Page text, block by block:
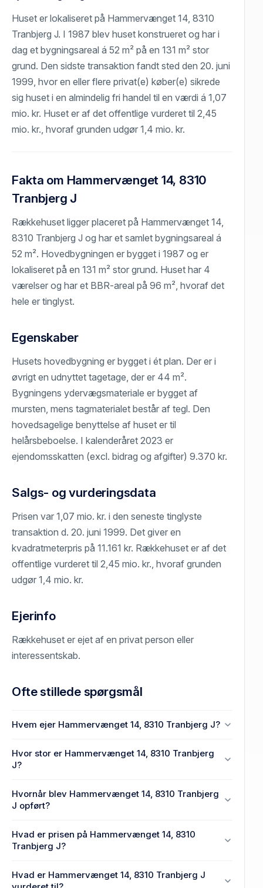
Huset er lokaliseret på Hammervænget 14, 8310
Tranbjerg J. I 1987 blev huset konstrueret og har i
dag et bygningsareal á 52 m² på en 131 m² stor
grund. Den sidste transaktion fandt sted den 20. juni
1999, hvor en eller flere privat(e) køber(e) sikrede
sig huset i en almindelig fri handel til en værdi á 1,07
mio. kr. Huset er af det offentlige vurderet til 2,45
mio. kr., hvoraf grunden udgør 1,4 mio. kr.
Fakta om Hammervænget 14, 8310
Tranbjerg J
Rækkehuset ligger placeret på Hammervænget 14,
8310 Tranbjerg J og har et samlet bygningsareal á
52 m². Hovedbygningen er bygget i 1987 og er
lokaliseret på en 131 m² stor grund. Huset har 4
værelser og har et BBR-areal på 96 m², hvoraf det
hele er tinglyst.
Egenskaber
Husets hovedbygning er bygget i ét plan. Der er i
øvrigt en udnyttet tagetage, der er 44 m².
Bygningens ydervægsmateriale er bygget af
mursten, mens tagmaterialet består af tegl. Den
hovedsagelige benyttelse af huset er til
helårsbeboelse. I kalenderåret 2023 er
ejendomsskatten (excl. bidrag og afgifter) 9.370 kr.
Salgs- og vurderingsdata
Prisen var 1,07 mio. kr. i den seneste tinglyste
transaktion d. 20. juni 1999. Det giver en
kvadratmeterpris på 11.161 kr. Rækkehuset er af det
offentlige vurderet til 2,45 mio. kr., hvoraf grunden
udgør 1,4 mio. kr.
Ejerinfo
Rækkehuset er ejet af en privat person eller
interessentskab.
Ofte stillede spørgsmål
Hvem ejer Hammervænget 14, 8310 Tranbjerg J?
Tranbjerg J.
Hvor stor er Hammervænget 14, 8310 Tranbjerg
J?
14, 8310 Tranbjerg J.
Hvornår blev Hammervænget 14, 8310 Tranbjerg
J opført?
Hammervænget 14, 8310 Tranbjerg J.
Hvad er prisen på Hammervænget 14, 8310
Tranbjerg J?
Tranbjerg J senest blev handlet i 1999.
Hvad er Hammervænget 14, 8310 Tranbjerg J